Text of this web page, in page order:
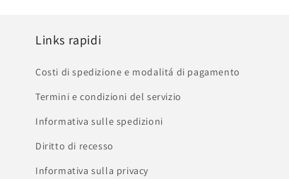
Links rapidi
Costi di spedizione e modalitá di pagamento
Termini e condizioni del servizio
Informativa sulle spedizioni
Diritto di recesso
Informativa sulla privacy